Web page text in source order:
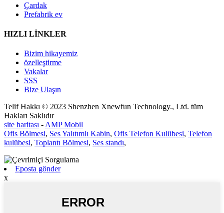
Çardak
Prefabrik ev
HIZLI LİNKLER
Bizim hikayemiz
özelleştirme
Vakalar
SSS
Bize Ulaşın
Telif Hakkı © 2023 Shenzhen Xnewfun Technology., Ltd. tüm
Hakları Saklıdır
site haritası - AMP Mobil
Ofis Bölmesi, Ses Yalıtımlı Kabin, Ofis Telefon Kulübesi, Telefon
kulübesi, Toplantı Bölmesi, Ses standı,
Eposta gönder
x